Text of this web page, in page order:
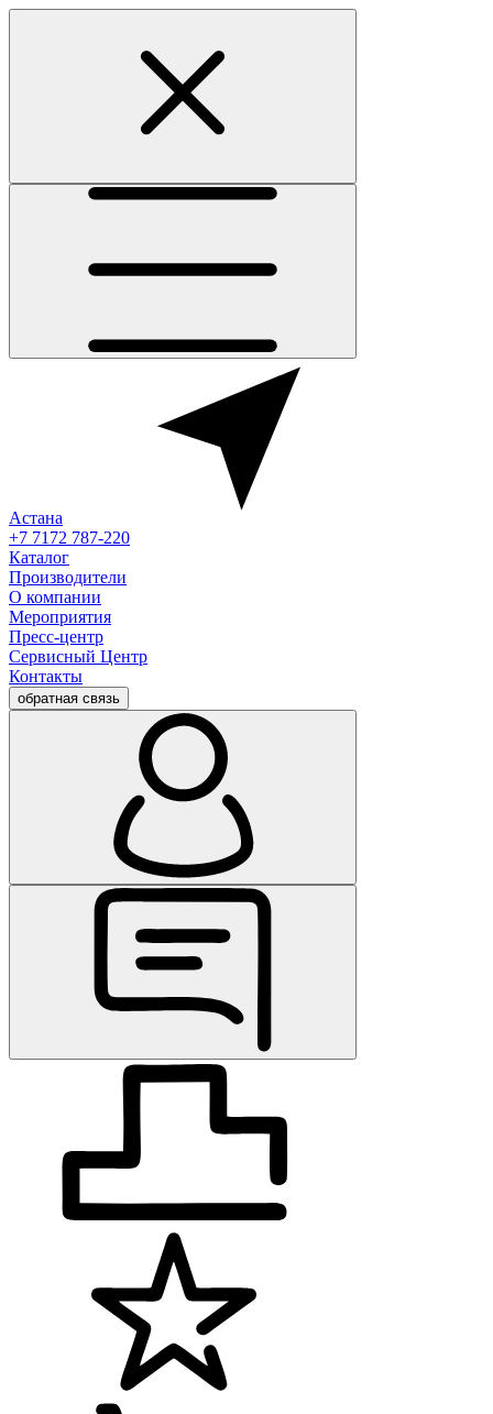
Астана
+7 7172 787-220
Каталог
Производители
О компании
Мероприятия
Пресс-центр
Сервисный Центр
Контакты
обратная связь